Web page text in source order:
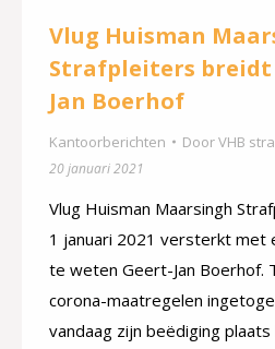
Vlug Huisman
Strafpleiters
Jan Boerhof
Kantoorberichten DoorVHB
20 januari 2021
Vlug Huisman Maarsingh
1 januari 2021 versterkt met
te weten Geert-Jan Boerhof.
corona-maatregelen
vandaag zijn beëdiging